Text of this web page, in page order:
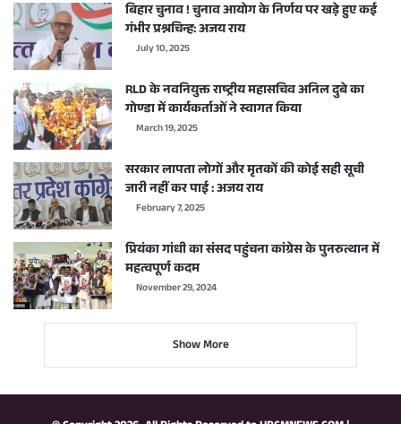
बिहार चुनाव ! चुनाव आयोग के निर्णय पर खड़े हुए कई
गंभीर प्रश्नचिन्ह: अजय राय
July 10, 2025
RLD के नवनियुक्त राष्ट्रीय महासचिव अनिल दुबे का
गोण्डा में कार्यकर्ताओं ने स्वागत किया
March 19, 2025
सरकार लापता लोगों और मृतकों की कोई सही सूची
जारी नहीं कर पाई : अजय राय
February 7, 2025
प्रियंका गांधी का संसद पहुंचना कांग्रेस के पुनरुत्थान में
महत्वपूर्ण कदम
November 29, 2024
Show More